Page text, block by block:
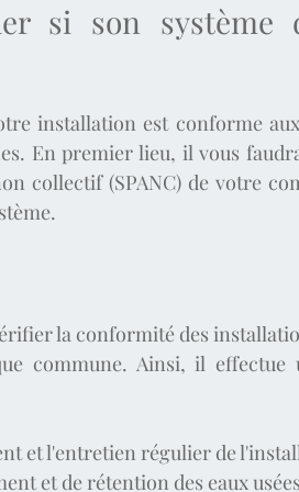
si son système
installation est conforme
En premier lieu, il vous
collectif (SPANC) de votre
la conformité des
commune. Ainsi, il
et l'entretien régulier de
et de rétention des eaux